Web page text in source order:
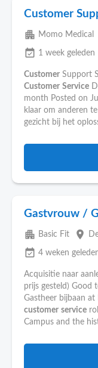
Customer
apartment Momo Medical
event_available 1 week geleden
Customer Support
Customer Service
month Posted on
klaar om anderen
gezicht bij het
Gastvrouw /
apartment Basic Fit place
event_available 4 weken
Acquisitie naar
prijs gesteld) Good
Gastheer bijbaan
customer service
Campus and the